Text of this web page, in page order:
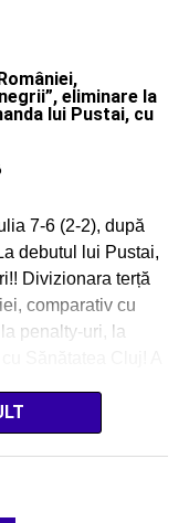
eliminare la
lui Pustai, cu
7-6 (2-2), după
debutul lui Pustai,
Divizionara terță
comparativ cu
penalty-uri, la